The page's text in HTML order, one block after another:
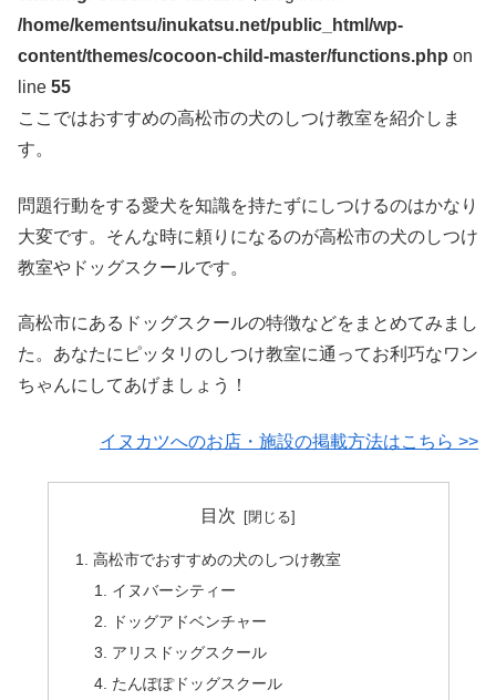
/home/kementsu/inukatsu.net/public_html/wp-
content/themes/cocoon-child-master/functions.php on
line 55
ここではおすすめの高松市の犬のしつけ教室を紹介しま
す。
問題行動をする愛犬を知識を持たずにしつけるのはかなり
大変です。そんな時に頼りになるのが高松市の犬のしつけ
教室やドッグスクールです。
高松市にあるドッグスクールの特徴などをまとめてみまし
た。あなたにピッタリのしつけ教室に通ってお利巧なワン
ちゃんにしてあげましょう！
イヌカツへのお店・施設の掲載方法はこちら >>
目次
高松市でおすすめの犬のしつけ教室
イヌバーシティー
ドッグアドベンチャー
アリスドッグスクール
たんぽぽドッグスクール